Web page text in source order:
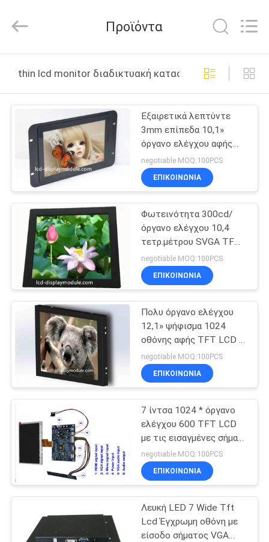
ΠΡΟΪΌΝΤΑ
ΒΊΝΤΕΟ
ΣΧΕΤΙΚΆ
ΕΜΆΣ
ΓΎΡΟΣ
ΕΡΓΟΣΤΑΣΊΩΝ
ΠΟΙΟΤΙΚΌΣ
ΈΛΕΓΧΟΣ
ΕΠΑΦΉ
ΖΗΤΉΣΤΕ
ΈΝΑ
ΑΠΌΣΠΑΣΜΑ
Technology.
Προϊόντα
thin lcd monitor διαδικτυακή κατασκευή
Εξαιρετικά λεπτύντε
3mm επίπεδα 10,1»
όργανο ελέγχου αφής
TFT LCD με τη
λειτουργία εισαγωγής
-20c ~ 70c HDMI
negotiable MOQ:100PCS
ΕΠΙΚΟΙΝΩΝΊΑ
Φωτεινότητα 300cd/
όργανο ελέγχου 10,4
τετρ.μέτρου SVGA TFT
LCD» 800 * 600 για το
σύστημα επικόλλησης
ετικέτας
negotiable MOQ:100PCS
ΕΠΙΚΟΙΝΩΝΊΑ
Πολυ όργανο ελέγχου
12,1» ψήφισμα 1024
οθόνης αφής TFT LCD *
768 στη λεωφόρο
Shorting
negotiable MOQ:100PCS
ΕΠΙΚΟΙΝΩΝΊΑ
7 ίντσα 1024 * όργανο
ελέγχου 600 TFT LCD
με τις εισαγμένες σήμα
άσπρες οδηγήσεις VGA
HDMI
negotiable MOQ:100PCS
ΕΠΙΚΟΙΝΩΝΊΑ
Λευκή LED 7 Wide Tft
Lcd Έγχρωμη οθόνη με
είσοδο σήματος VGA